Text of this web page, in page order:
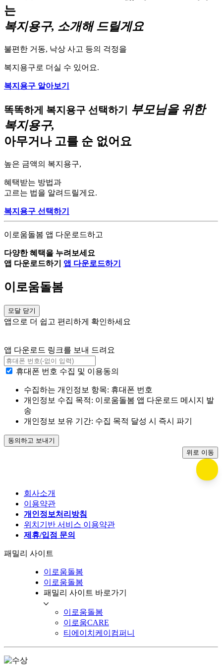
는
복지용구, 소개해 드릴게요
불편한 거동, 낙상 사고 등의 걱정을
복지용구로 더실 수 있어요.
복지용구 알아보기
똑똑하게 복지용구 선택하기
부모님을 위한
복지용구,
아무거나 고를 순 없어요
높은 금액의 복지용구,
혜택받는 방법과
고르는 법을 알려드릴게요.
복지용구 선택하기
이로움돌봄 앱 다운로드하고
다양한 혜택을 누려보세요
앱 다운로드하기
앱 다운로드하기
이로움돌봄
모달 닫기
앱으로 더 쉽고 편리하게 확인하세요
앱 다운로드 링크를 보내 드려요
휴대폰 번호 수집 및 이용동의
수집하는 개인정보 항목: 휴대폰 번호
개인정보 수집 목적: 이로움돌봄 앱 다운로드 메시지 발
송
개인정보 보유 기간: 수집 목적 달성 시 즉시 파기
동의하고 보내기
위로 이동
회사소개
이용약관
개인정보처리방침
위치기반 서비스 이용약관
제휴/입점 문의
패밀리 사이트
이로움돌봄
이로움돌봄
패밀리 사이트 바로가기
이로움돌봄
이로움CARE
티에이치케이컴퍼니